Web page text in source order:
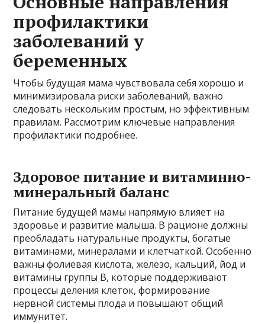
профилактики
заболеваний у
беременных
Чтобы будущая мама чувствовала себя хорошо и
минимизировала риски заболеваний, важно
следовать нескольким простым, но эффективным
правилам. Рассмотрим ключевые направления
профилактики подробнее.
Здоровое питание и витаминно-
минеральный баланс
Питание будущей мамы напрямую влияет на
здоровье и развитие малыша. В рационе должны
преобладать натуральные продукты, богатые
витаминами, минералами и клетчаткой. Особенно
важны фолиевая кислота, железо, кальций, йод и
витамины группы В, которые поддерживают
процессы деления клеток, формирование
нервной системы плода и повышают общий
иммунитет.